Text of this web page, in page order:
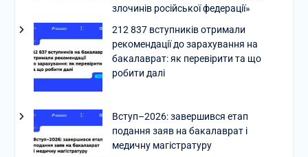
злочинів російської федерації»
212 837 вступників отримали
рекомендації до зарахування на
бакалаврат: як перевірити та що
робити далі
Вступ–2026: завершився етап
подання заяв на бакалаврат і
медичну магістратуру